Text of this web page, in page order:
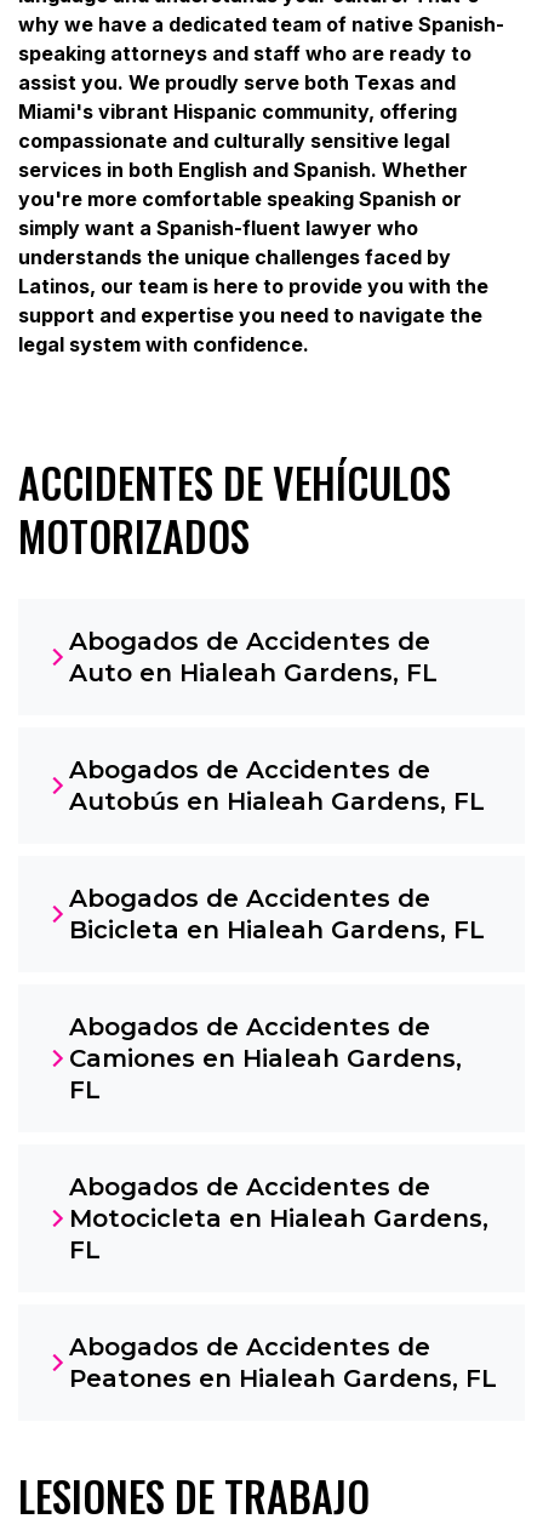
why we have a dedicated team of native Spanish-
speaking attorneys and staff who are ready to
assist you. We proudly serve both Texas and
Miami's vibrant Hispanic community, offering
compassionate and culturally sensitive legal
services in both English and Spanish. Whether
you're more comfortable speaking Spanish or
simply want a Spanish-fluent lawyer who
understands the unique challenges faced by
Latinos, our team is here to provide you with the
support and expertise you need to navigate the
legal system with confidence.
ACCIDENTES DE VEHÍCULOS
MOTORIZADOS
Abogados de Accidentes de
Auto en Hialeah Gardens, FL
Abogados de Accidentes de
Autobús en Hialeah Gardens, FL
Abogados de Accidentes de
Bicicleta en Hialeah Gardens, FL
Abogados de Accidentes de
Camiones en Hialeah Gardens,
FL
Abogados de Accidentes de
Motocicleta en Hialeah Gardens,
FL
Abogados de Accidentes de
Peatones en Hialeah Gardens, FL
LESIONES DE TRABAJO